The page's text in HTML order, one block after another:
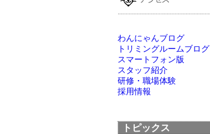
わんにゃんブログ
トリミングルームブログ
スマートフォン版
スタッフ紹介
研修・職場体験
採用情報
トピックス